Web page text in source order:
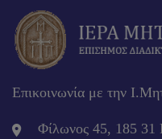
Επικοινωνία με την
Φίλωνος 45, 185 31